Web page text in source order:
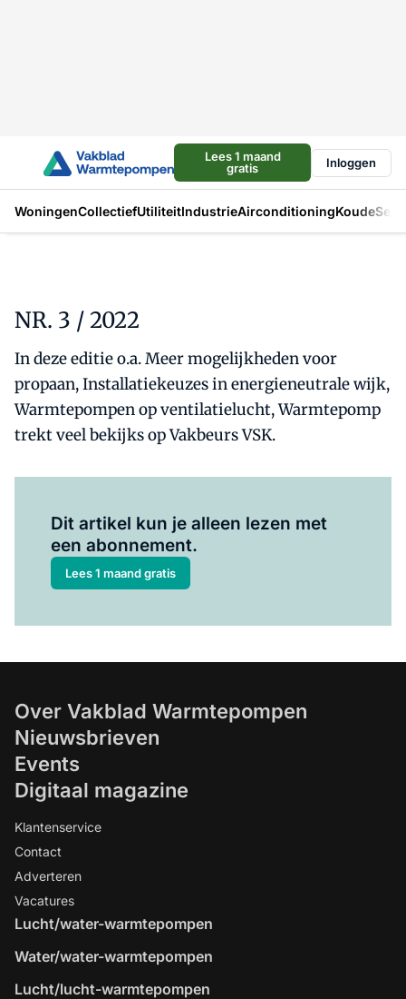
Lees 1 maand
gratis
Inloggen
WoningenCollectiefUtiliteitIndustrieAirconditioningKoude
NR. 3 / 2022
In deze editie o.a. Meer mogelijkheden voor
propaan, Installatiekeuzes in energieneutrale wijk,
Warmtepompen op ventilatielucht, Warmtepomp
trekt veel bekijks op Vakbeurs VSK.
Dit artikel kun je alleen lezen met
een abonnement.
Lees 1 maand gratis
Over Vakblad Warmtepompen
Nieuwsbrieven
Events
Digitaal magazine
Klantenservice
Contact
Adverteren
Vacatures
Lucht/water-warmtepompen
Water/water-warmtepompen
Lucht/lucht-warmtepompen